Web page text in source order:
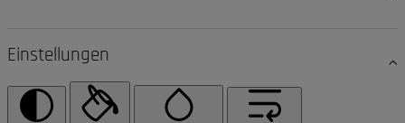
Einstellungen